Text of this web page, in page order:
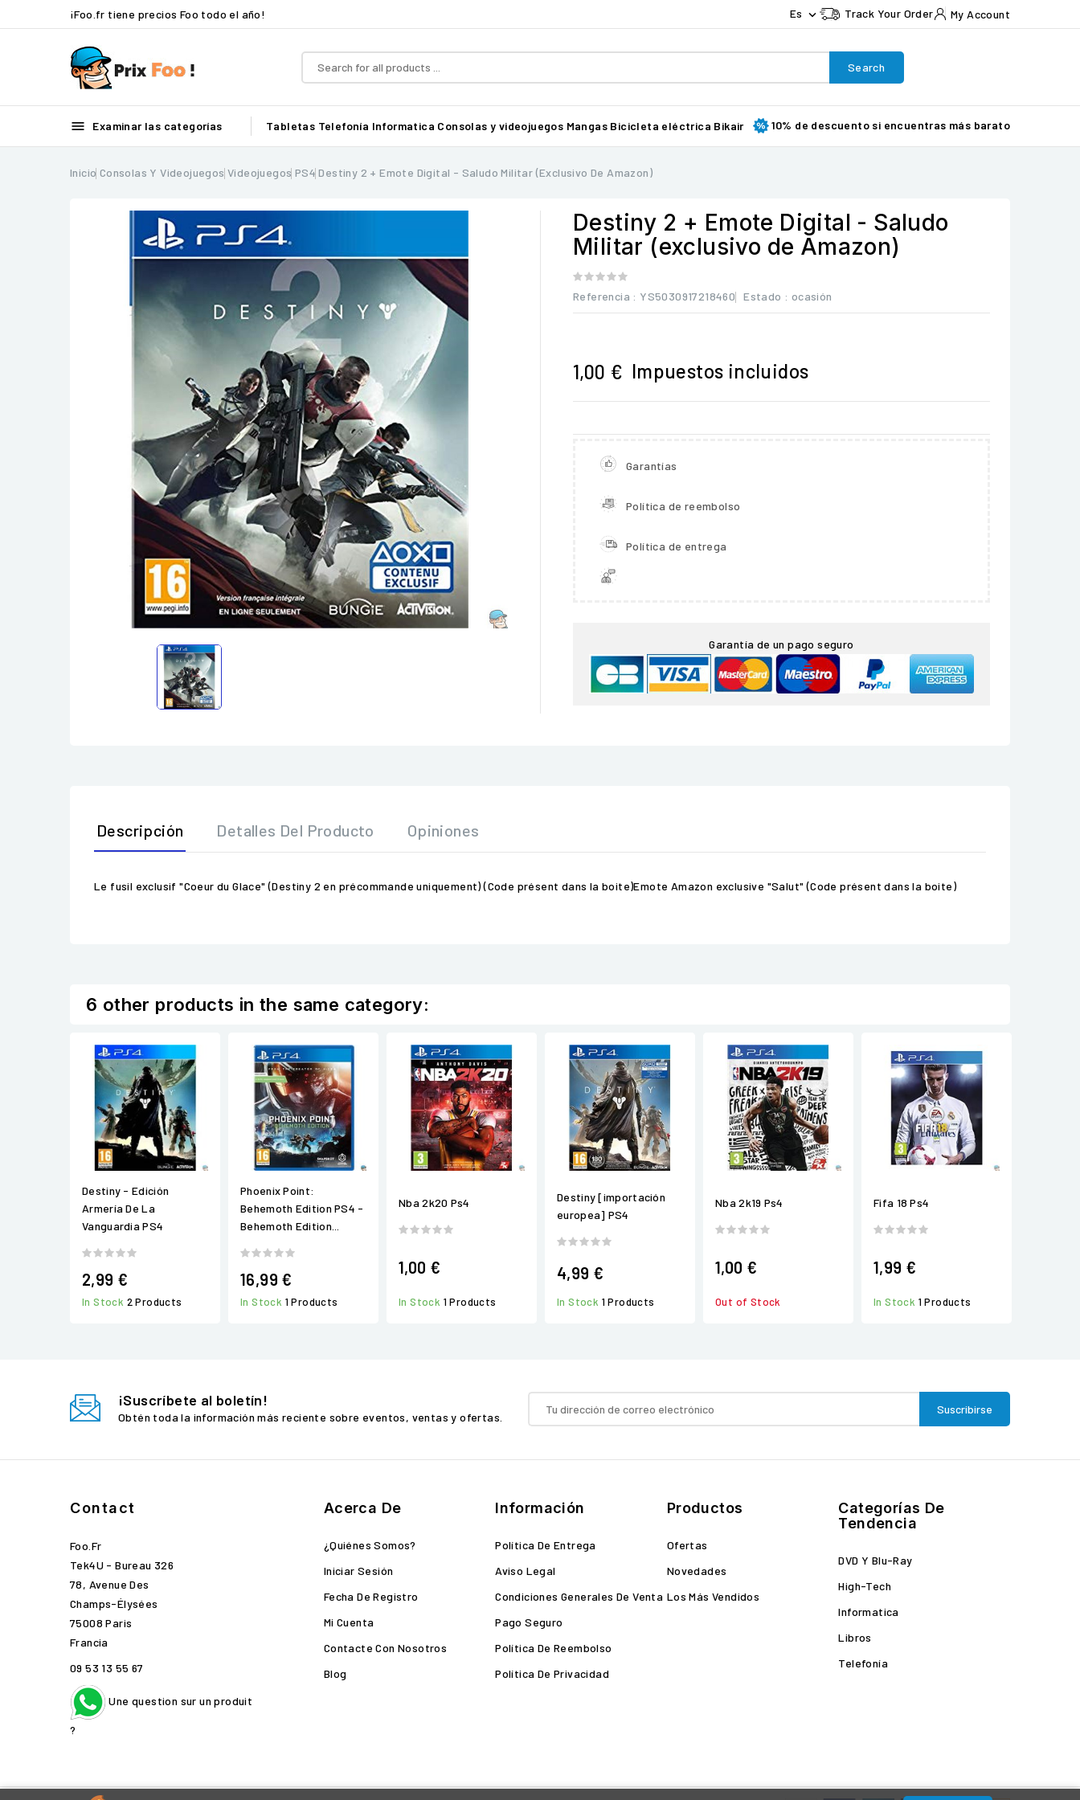
¡Foo.fr tiene precios Foo todo el año! Es  Track Your Order My Account
Search
 Examinar las categorías Tabletas Telefonía Informatica Consolas y videojuegos Mangas Bicicleta eléctrica Bikair 10% de descuento si encuentras más barato
Inicio Consolas Y Videojuegos Videojuegos PS4 Destiny 2 + Emote Digital - Saludo Militar (exclusivo De Amazon)

Destiny 2 + Emote Digital - Saludo
Militar (exclusivo de Amazon)
Referencia : YS5030917218460 Estado : ocasión
1,00 € Impuestos incluidos
Garantías
Política de reembolso
Política de entrega
Garantía de un pago seguro
Descripción Detalles Del Producto Opiniones
Le fusil exclusif "Coeur du Glace" (Destiny 2 en précommande uniquement) (Code présent dans la boite)Emote Amazon exclusive "Salut" (Code présent dans la boite)
6 other products in the same category:
Destiny - Edición
Armería De La
Vanguardia PS4
2,99 €
In Stock 2 Products
Phoenix Point:
Behemoth Edition PS4 -
Behemoth Edition...
16,99 €
In Stock 1 Products
Nba 2k20 Ps4
1,00 €
In Stock 1 Products
Destiny [importación
europea] PS4
4,99 €
In Stock 1 Products
Nba 2k19 Ps4
1,00 €
Out of Stock
Fifa 18 Ps4
1,99 €
In Stock 1 Products
¡Suscríbete al boletín!
Obtén toda la información más reciente sobre eventos, ventas y ofertas.
Contact
Foo.fr
Tek4U - Bureau 326
78, Avenue Des
Champs-Élysées
75008 Paris
Francia
09 53 13 55 67
Une question sur un produit
?
Acerca De
¿Quiénes Somos?
Iniciar Sesión
Fecha De Registro
Mi Cuenta
Contacte Con Nosotros
Blog
Información
Política De Entrega
Aviso Legal
Condiciones Generales De Venta
Pago Seguro
Política De Reembolso
Política De Privacidad
Productos
Ofertas
Novedades
Los Más Vendidos
Categorías De
Tendencia
DVD Y Blu-Ray
High-Tech
Informatica
Libros
Telefonía